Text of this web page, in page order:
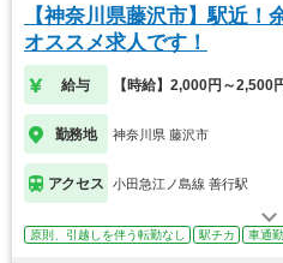
【神奈川県藤沢市】駅近
オススメ求人です！
給与 【時給】2,000円～2,500
勤務地 神奈川県 藤沢市
アクセス 小田急江ノ島線 善行駅
原則、引越しを伴う転勤なし 駅チカ 車通